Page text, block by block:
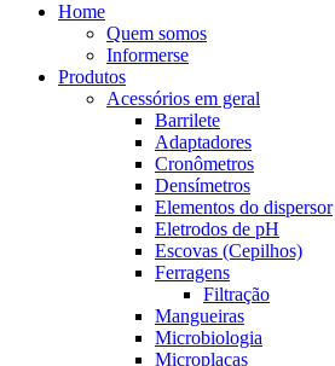
Home
Quem somos
Informerse
Produtos
Acessórios em geral
Barrilete
Adaptadores
Cronômetros
Densímetros
Elementos do dispersor
Eletrodos de pH
Escovas (Cepilhos)
Ferragens
Filtração
Mangueiras
Microbiologia
Microplacas